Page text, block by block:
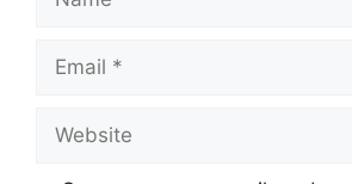
Email
Website